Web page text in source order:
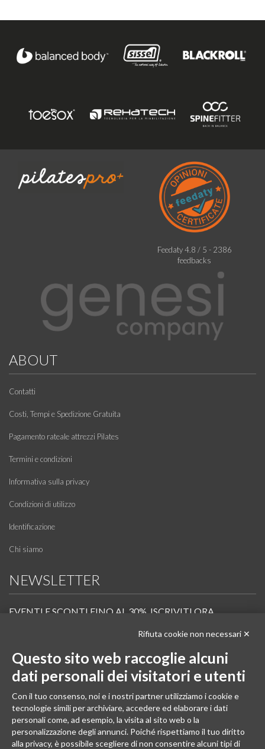
Feedaty4.8 / 5 - 2386
feedbacks
ABOUT
Contatti
Costi, Tempi e Spedizione Gratuita
Pagamento rateale attrezzi Pilates
Termini e condizioni
Informativa sulla privacy
Condizioni di utilizzo
Identificazione
Chi siamo
NEWSLETTER
EVENTI E SCONTI FINO AL 30%. ISCRIVITI ORA.
Scopri in anteprima i nuovi prodotti, le promozioni riservate ai professionisti e resta
Iscrivi alla Newsletter
SEGUICI
Rifiuta cookie non necessari ✕
Questo sito web raccoglie alcuni
dati personali dei visitatori e utenti
Con il tuo consenso, noi e i nostri partner utilizziamo i cookie e
tecnologie simili per archiviare, accedere ed elaborare i dati
personali come, ad esempio, la visita al sito web o la
personalizzazione degli annunci. Poiché rispettiamo il tuo diritto
alla privacy, è possibile scegliere di non consentire alcuni tipi di